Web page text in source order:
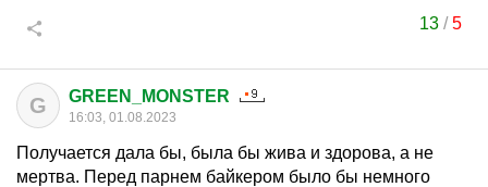
13 /5
G GREEN_MONSTER
16:03, 01.08.2023
Получается дала бы, была бы жива и здорова, а не
мертва. Перед парнем байкером было бы немного